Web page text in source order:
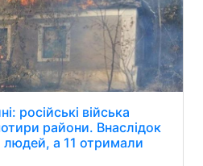
російські війська
райони. Внаслідок
людей, а 11 отримали